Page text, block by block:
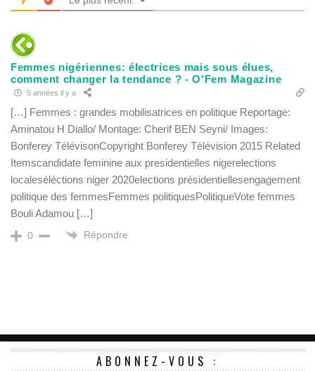
Femmes nigériennes: électrices mais sous élues,
comment changer la tendance ? - O'Fem Magazine
5 années il y a
[…] Femmes : grandes mobilisatrices en politique Reportage:
Aminatou H Diallo/ Montage: Cherif BEN Seyni/ Images:
Bonferey TélévisonCopyright Bonferey Télévision 2015 Related
Itemscandidate feminine aux presidentielles nigerelections
localeséléctions niger 2020elections présidentiellesengagement
politique des femmesFemmes politiquesPolitiqueVote femmes
Bouli Adamou […]
0 Répondre
ABONNEZ-VOUS :